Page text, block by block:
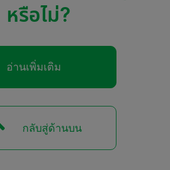
หรือไม่?
อ่านเพิ่มเติม
กลับสู่ด้านบน